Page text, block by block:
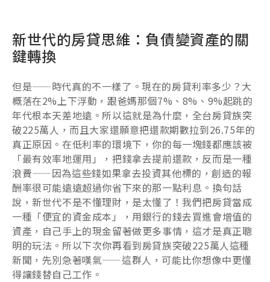
新世代的房貸思維：負債變資產的關
鍵轉換
但是——時代真的不一樣了。現在的房貸利率多少？大
概落在2%上下浮動，跟爸媽那個7%、8%、9%起跳的
年代根本天差地遠。所以這就是為什麼，全台房貸族突
破225萬人，而且大家還願意把還款期數拉到26.75年的
真正原因。在低利率的環境下，你的每一塊錢都應該被
「最有效率地運用」，把錢拿去提前還款，反而是一種
浪費——因為這些錢如果拿去投資其他標的，創造的報
酬率很可能遠遠超過你省下來的那一點利息。換句話
說，新世代不是不懂理財，是太懂了！我們把房貸當成
一種「便宜的資金成本」，用銀行的錢去買進會增值的
資產，自己手上的現金留著做更多事情，這才是真正聰
明的玩法。所以下次你再看到房貸族突破225萬人這種
新聞，先別急著嘆氣——這群人，可能比你想像中更懂
得讓錢替自己工作。